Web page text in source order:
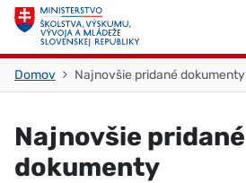
Skočiť na obsah
Domov Najnovšie pridané dokumenty
Najnovšie pridané
dokumenty
Skočiť na začiatok stránky